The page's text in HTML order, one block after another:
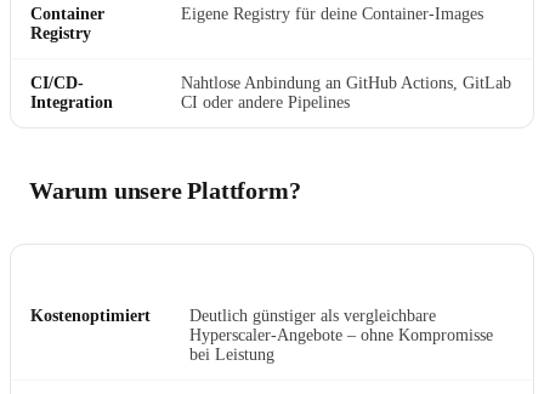
Container
Registry
Eigene Registry für deine Container-Images
CI/CD-
Integration
Nahtlose Anbindung an GitHub Actions, GitLab
CI oder andere Pipelines
Warum unsere Plattform?
Kostenoptimiert
Deutlich günstiger als vergleichbare
Hyperscaler-Angebote – ohne Kompromisse
bei Leistung